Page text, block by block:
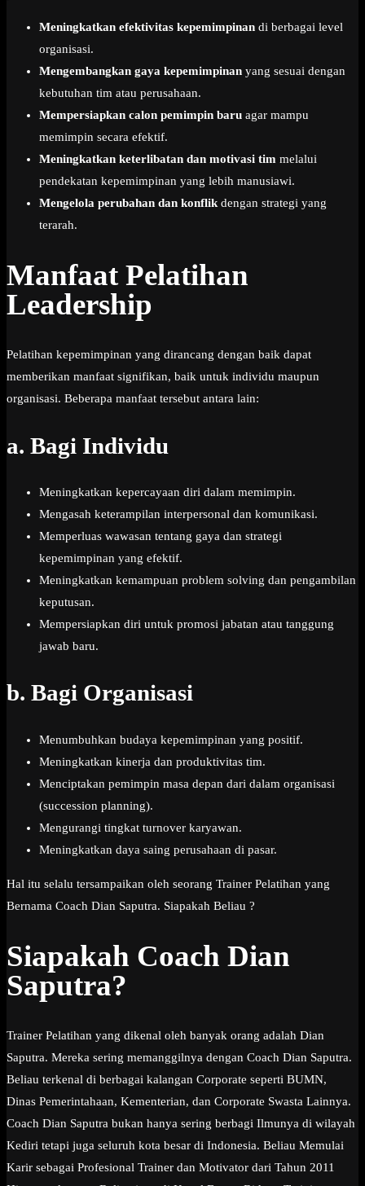
Meningkatkan efektivitas kepemimpinan di berbagai level
organisasi.
Mengembangkan gaya kepemimpinan yang sesuai dengan
kebutuhan tim atau perusahaan.
Mempersiapkan calon pemimpin baru agar mampu
memimpin secara efektif.
Meningkatkan keterlibatan dan motivasi tim melalui
pendekatan kepemimpinan yang lebih manusiawi.
Mengelola perubahan dan konflik dengan strategi yang
terarah.
Manfaat Pelatihan
Leadership
Pelatihan kepemimpinan yang dirancang dengan baik dapat
memberikan manfaat signifikan, baik untuk individu maupun
organisasi. Beberapa manfaat tersebut antara lain:
a. Bagi Individu
Meningkatkan kepercayaan diri dalam memimpin.
Mengasah keterampilan interpersonal dan komunikasi.
Memperluas wawasan tentang gaya dan strategi
kepemimpinan yang efektif.
Meningkatkan kemampuan problem solving dan pengambilan
keputusan.
Mempersiapkan diri untuk promosi jabatan atau tanggung
jawab baru.
b. Bagi Organisasi
Menumbuhkan budaya kepemimpinan yang positif.
Meningkatkan kinerja dan produktivitas tim.
Menciptakan pemimpin masa depan dari dalam organisasi
(succession planning).
Mengurangi tingkat turnover karyawan.
Meningkatkan daya saing perusahaan di pasar.
Hal itu selalu tersampaikan oleh seorang Trainer Pelatihan yang
Bernama Coach Dian Saputra. Siapakah Beliau ?
Siapakah Coach Dian
Saputra?
Trainer Pelatihan yang dikenal oleh banyak orang adalah Dian
Saputra. Mereka sering memanggilnya dengan Coach Dian Saputra.
Beliau terkenal di berbagai kalangan Corporate seperti BUMN,
Dinas Pemerintahaan, Kementerian, dan Corporate Swasta Lainnya.
Coach Dian Saputra bukan hanya sering berbagi Ilmunya di wilayah
Kediri tetapi juga seluruh kota besar di Indonesia. Beliau Memulai
Karir sebagai Profesional Trainer dan Motivator dari Tahun 2011